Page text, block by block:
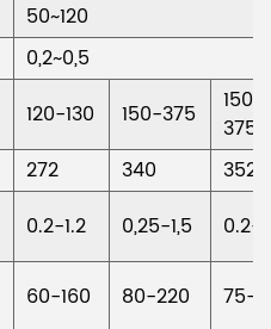
50~120
0,2~0,5
120-130 150-375
150-
375
272 340
352
0.2-1.2 0,25-1,5
0.2-
60-160 80-220
75-